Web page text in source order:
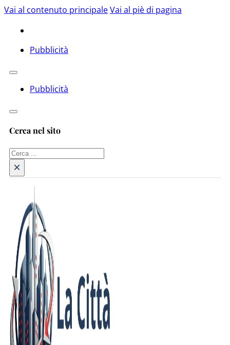
Vai al contenuto principaleVai al piè di pagina
Pubblicità
Pubblicità
Cerca nel sito
Cerca
×